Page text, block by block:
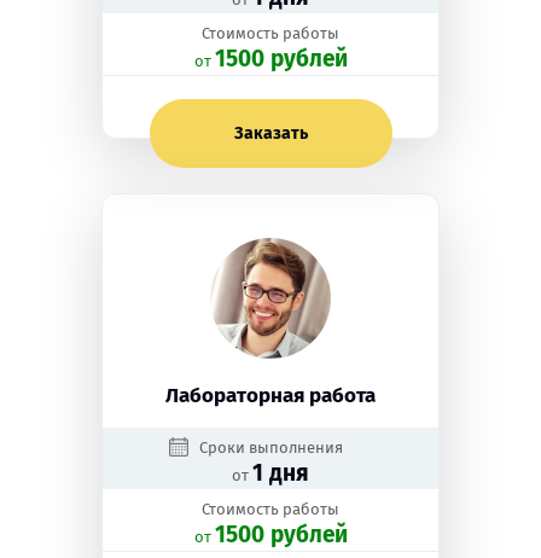
Стоимость работы
oт 1500 рублей
Заказать
Лабораторная работа
Сроки выполнения
от 1 дня
Стоимость работы
oт 1500 рублей